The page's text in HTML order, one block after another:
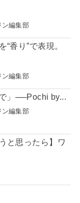
ン編集部
香り”で表現。
ン編集部
」──Pochi by...
ン編集部
と思ったら】ワ